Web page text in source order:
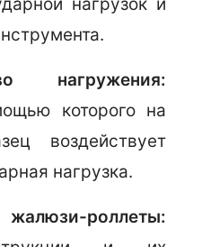
нагружения:
которого на
воздействует
нагрузка.
роллеты: